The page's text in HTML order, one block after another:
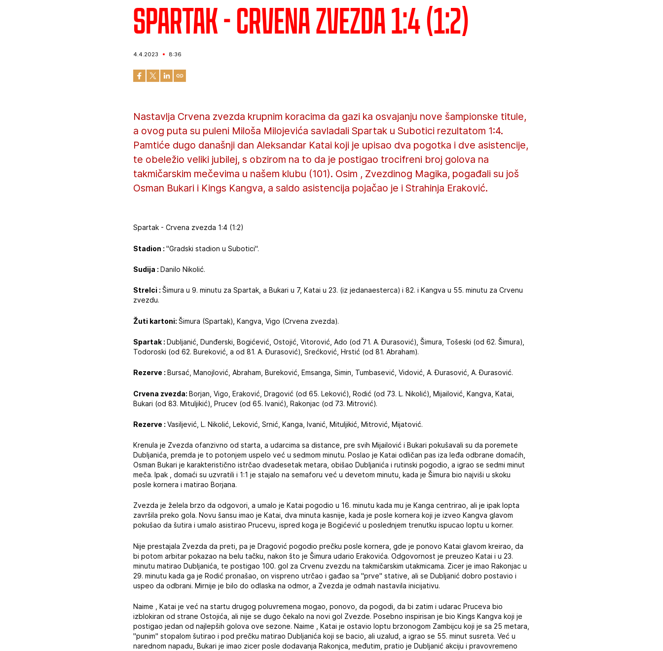
Spartak - Crvena zvezda 1:4 (1:2)
4.4.2023 8:36
Nastavlja Crvena zvezda krupnim koracima da gazi ka osvajanju nove šampionske titule,
a ovog puta su puleni Miloša Milojevića savladali Spartak u Subotici rezultatom 1:4.
Pamtiće dugo današnji dan Aleksandar Katai koji je upisao dva pogotka i dve asistencije,
te obeležio veliki jubilej, s obzirom na to da je postigao trocifreni broj golova na
takmičarskim mečevima u našem klubu (101). Osim , Zvezdinog Magika, pogađali su još
Osman Bukari i Kings Kangva, a saldo asistencija pojačao je i Strahinja Eraković.
Spartak - Crvena zvezda 1:4 (1:2)
Stadion :"Gradski stadion u Subotici".
Sudija :Danilo Nikolić.
Strelci :Šimura u 9. minutu za Spartak, a Bukari u 7, Katai u 23. (iz jedanaesterca) i 82. i Kangva u 55. minutu za Crvenu
zvezdu.
Žuti kartoni:Šimura (Spartak), Kangva, Vigo (Crvena zvezda).
Spartak :Dubljanić, Dunđerski, Bogićević, Ostojić, Vitorović, Ado (od 71. A. Đurasović), Šimura, Tošeski (od 62. Šimura),
Todoroski (od 62. Bureković, a od 81. A. Đurasović), Srećković, Hrstić (od 81. Abraham).
Rezerve :Bursać, Manojlović, Abraham, Bureković, Emsanga, Simin, Tumbasević, Vidović, A. Đurasović, A. Đurasović.
Crvena zvezda:Borjan, Vigo, Eraković, Dragović (od 65. Leković), Rodić (od 73. L. Nikolić), Mijailović, Kangva, Katai,
Bukari (od 83. Mituljikić), Prucev (od 65. Ivanić), Rakonjac (od 73. Mitrović).
Rezerve :Vasiljević, L. Nikolić, Leković, Srnić, Kanga, Ivanić, Mituljikić, Mitrović, Mijatović.
Krenula je Zvezda ofanzivno od starta, a udarcima sa distance, pre svih Mijailović i Bukari pokušavali su da poremete
Dubljanića, premda je to potonjem uspelo već u sedmom minutu. Poslao je Katai odličan pas iza leđa odbrane domaćih,
Osman Bukari je karakteristično istrčao dvadesetak metara, obišao Dubljanića i rutinski pogodio, a igrao se sedmi minut
meča. Ipak , domaći su uzvratili i 1:1 je stajalo na semaforu već u devetom minutu, kada je Šimura bio najviši u skoku
posle kornera i matirao Borjana.
Zvezda je želela brzo da odgovori, a umalo je Katai pogodio u 16. minutu kada mu je Kanga centrirao, ali je ipak lopta
završila preko gola. Novu šansu imao je Katai, dva minuta kasnije, kada je posle kornera koji je izveo Kangva glavom
pokušao da šutira i umalo asistirao Prucevu, ispred koga je Bogićević u poslednjem trenutku ispucao loptu u korner.
Nije prestajala Zvezda da preti, pa je Dragović pogodio prečku posle kornera, gde je ponovo Katai glavom kreirao, da
bi potom arbitar pokazao na belu tačku, nakon što je Šimura udario Erakovića. Odgovornost je preuzeo Katai i u 23.
minutu matirao Dubljanića, te postigao 100. gol za Crvenu zvezdu na takmičarskim utakmicama. Zicer je imao Rakonjac u
29. minutu kada ga je Rodić pronašao, on vispreno utrčao i gađao sa "prve" stative, ali se Dubljanić dobro postavio i
uspeo da odbrani. Mirnije je bilo do odlaska na odmor, a Zvezda je odmah nastavila inicijativu.
Naime , Katai je već na startu drugog poluvremena mogao, ponovo, da pogodi, da bi zatim i udarac Pruceva bio
izblokiran od strane Ostojića, ali nije se dugo čekalo na novi gol Zvezde. Posebno inspirisan je bio Kings Kangva koji je
postigao jedan od najlepših golova ove sezone. Naime , Katai je ostavio loptu brzonogom Zambijcu koji je sa 25 metara,
"punim" stopalom šutirao i pod prečku matirao Dubljanića koji se bacio, ali uzalud, a igrao se 55. minut susreta. Već u
narednom napadu, Bukari je imao zicer posle dodavanja Rakonjca, međutim, pratio je Dubljanić akciju i pravovremeno